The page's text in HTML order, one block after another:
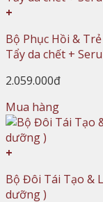
+
Bộ Phục Hồi &
Tẩy da chết +
2.059.000đ
Mua hàng
+
Bộ Đôi Tái Tạo &
dưỡng )